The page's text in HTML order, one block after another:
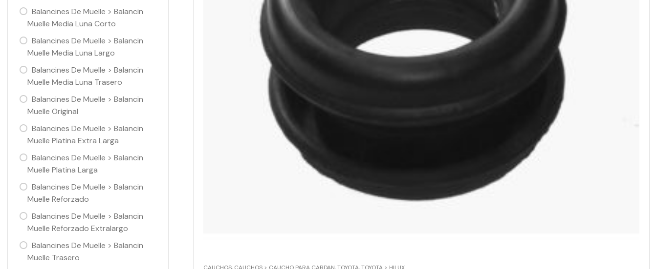
Balancines De Muelle > Balancin
Muelle Media Luna Corto
Balancines De Muelle > Balancin
Muelle Media Luna Largo
Balancines De Muelle > Balancin
Muelle Media Luna Trasero
Balancines De Muelle > Balancin
Muelle Original
Balancines De Muelle > Balancin
Muelle Platina Extra Larga
Balancines De Muelle > Balancin
Muelle Platina Larga
Balancines De Muelle > Balancin
Muelle Reforzado
Balancines De Muelle > Balancin
Muelle Reforzado Extralargo
Balancines De Muelle > Balancin
Muelle Trasero